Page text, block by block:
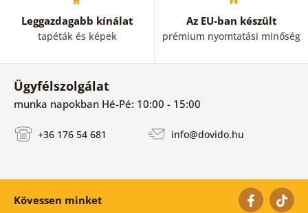
Leggazdagabb kínálat
tapéták és képek
Az EU-ban készült
prémium nyomtatási minőség
Ügyfélszolgálat
munka napokban Hé-Pé: 10:00 - 15:00
+36 176 54 681 info@dovido.hu
Kövessen minket